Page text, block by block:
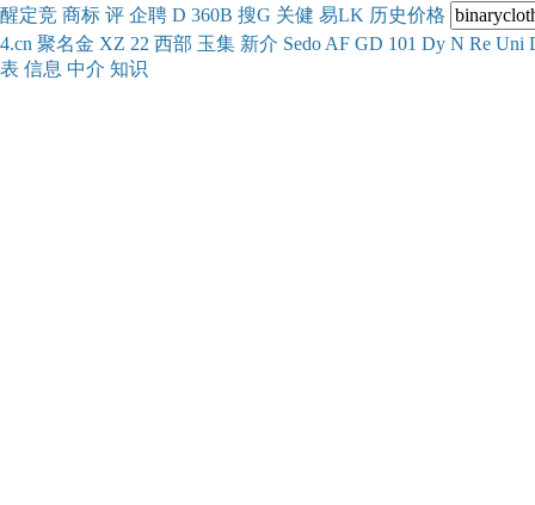
醒定竞 商标 评 企聘 D 360B 搜G 关健 易LK 历史价格
4.cn 聚名金 XZ 22 西部 玉集 新介 Sedo AF GD 101 Dy N Re Uni
表 信息 中介 知识